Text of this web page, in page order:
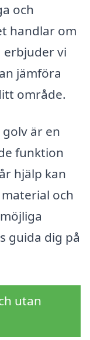
och
handlar om
erbjuder vi
jämföra
område.
är en
funktion
hjälp kan
och
guida dig på
utan